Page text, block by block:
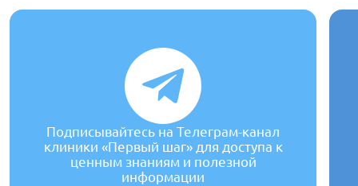
Подписывайтесь на Телеграм-канал
клиники «Первый шаг» для доступа к
ценным знаниям и полезной
информации